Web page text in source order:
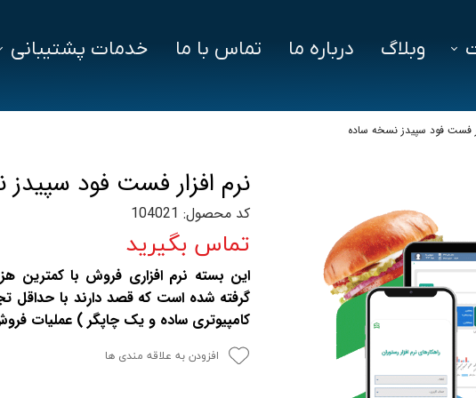
وبلاگ درباره ما تماس با ما
خدمات پشتیبانی
فست فود سپیدز نسخه ساده
نرم افزار فست فود
کد محصول: 104021
تماس بگیرید
این بسته نرم افزاری فروش با کمترین
گرفته شده است که قصد دارند با
کامپیوتری ساده و یک چاپگر ) عملیات
افزودن به علاقه مندی ها